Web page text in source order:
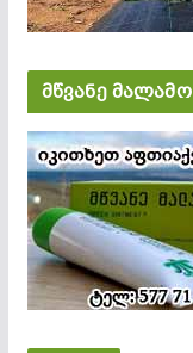
მწვანე მალამო